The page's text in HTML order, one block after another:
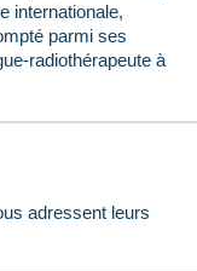
internationale,
parmi ses
radiothérapeute à
adressent leurs